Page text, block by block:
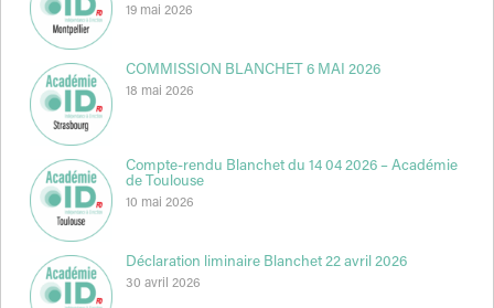
19 mai 2026
COMMISSION BLANCHET 6 MAI 2026
18 mai 2026
Compte-rendu Blanchet du 14 04 2026 – Académie
de Toulouse
10 mai 2026
Déclaration liminaire Blanchet 22 avril 2026
30 avril 2026